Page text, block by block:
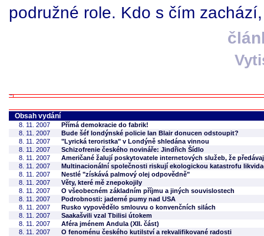
podružné role. Kdo s čím
Obsah vydání
8. 11. 2007
Přímá demokracie do fabrik!
8. 11. 2007
Bude šéf londýnské policie Ian Blair donucen odstoupit?
8. 11. 2007
"Lyrická teroristka" v Londýně shledána vinnou
8. 11. 2007
Schizofrenie českého novináře: Jindřich Šídlo
8. 11. 2007
Američané žalují poskytovatele internetových služeb, že
8. 11. 2007
Multinacionální společnosti riskují ekologickou katastrofu
8. 11. 2007
Nestlé "získává palmový olej odpovědně"
8. 11. 2007
Věty, které mě znepokojily
8. 11. 2007
O všeobecném základním příjmu a jiných souvislostech
8. 11. 2007
Podrobnosti: jaderné pumy nad USA
8. 11. 2007
Rusko vypovědělo smlouvu o konvenčních silách
8. 11. 2007
Saakašvili vzal Tbilisi útokem
8. 11. 2007
Aféra jménem Andula (XII. část)
8. 11. 2007
O fenoménu českého kutilství a rekvalifikované radosti